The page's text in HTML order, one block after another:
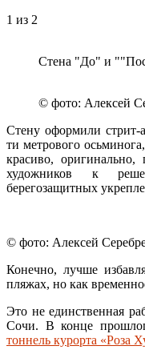
1 из 2
Стена "До" и
© фото: Алексей
Стену оформили стрит-
ти метрового
красиво,
художников к
берегозащитных
© фото: Алексей
Конечно, лучше
пляжах, но как
Это не единственная
Сочи. В конце
тоннель курорта «Роза